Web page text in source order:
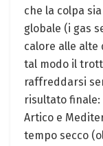
che la colpa
globale (i gas
calore alle alte
tal modo il
raffreddarsi
risultato finale:
Artico e
tempo secco